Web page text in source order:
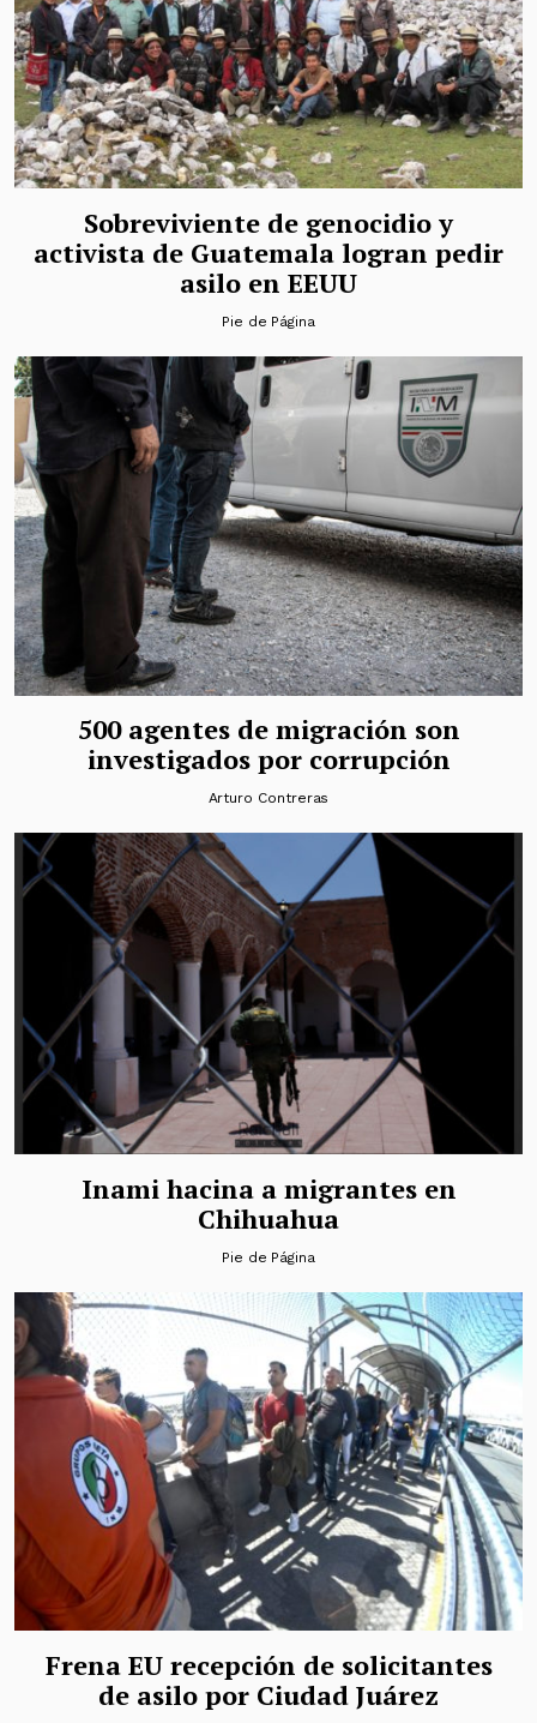
Sobreviviente de genocidio y
activista de Guatemala logran pedir
asilo en EEUU
Pie de Página
500 agentes de migración son
investigados por corrupción
Arturo Contreras
Inami hacina a migrantes en
Chihuahua
Pie de Página
Frena EU recepción de solicitantes
de asilo por Ciudad Juárez